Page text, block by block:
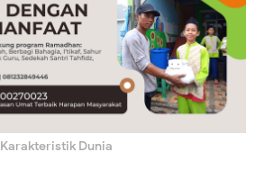
Karakteristik Dunia